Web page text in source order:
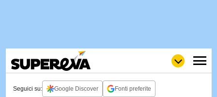
Seguici su: Google Discover Fonti preferite